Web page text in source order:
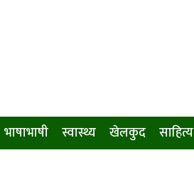
भाषाभाषी स्वास्थ्य खेलकुद साहित्य